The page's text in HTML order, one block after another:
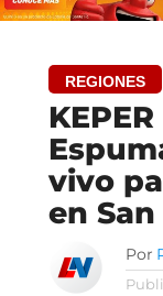
REGIONES
vivo
en
Por